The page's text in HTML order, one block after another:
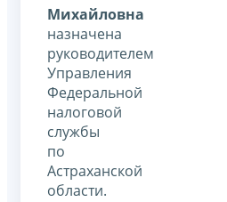
Михайловна
назначена
руководителем
Управления
Федеральной
налоговой
службы
по
Астраханской
области.